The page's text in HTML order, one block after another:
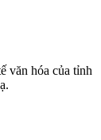
văn hóa của tỉnh